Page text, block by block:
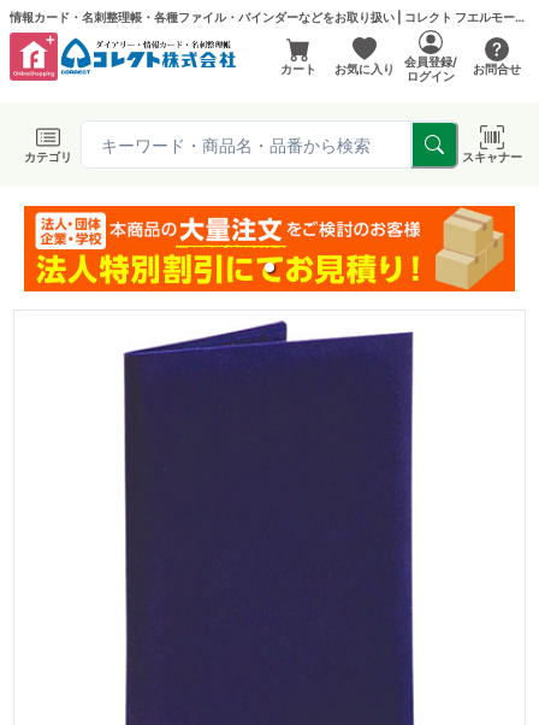
情報カード・名刺整理帳・各種ファイル・バインダーなどをお取り扱い | コレクト フエルモール店
カート お気に入り
会員登録/
ログイン
お問合せ
カテゴリ スキャナー